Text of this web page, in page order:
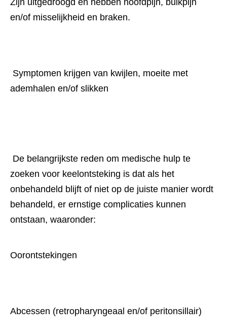
en/of misselijkheid en braken.
ademhalen en/of slikken
zoeken voor keelontsteking is dat als het
onbehandeld blijft of niet op de juiste manier wordt
behandeld, er ernstige complicaties kunnen
ontstaan, waaronder:
Oorontstekingen
Abcessen (retropharyngeaal en/of peritonsillair)